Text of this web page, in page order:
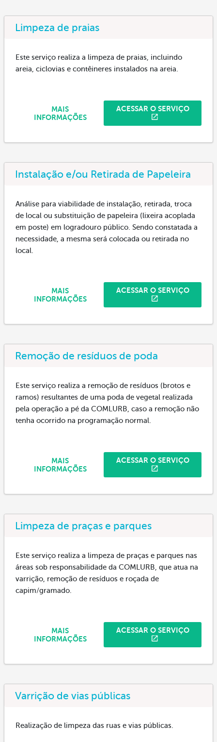
Limpeza de praias
Este serviço realiza a limpeza de praias, incluindo
areia, ciclovias e contêineres instalados na areia.
ACESSAR O SERVIÇO
MAIS
INFORMAÇÕES
Instalação e/ou Retirada de Papeleira
Análise para viabilidade de instalação, retirada, troca
de local ou substituição de papeleira (lixeira acoplada
em poste) em logradouro público. Sendo constatada a
necessidade, a mesma será colocada ou retirada no
local.
ACESSAR O SERVIÇO
MAIS
INFORMAÇÕES
Remoção de resíduos de poda
Este serviço realiza a remoção de resíduos (brotos e
ramos) resultantes de uma poda de vegetal realizada
pela operação a pé da COMLURB, caso a remoção não
tenha ocorrido na programação normal.
ACESSAR O SERVIÇO
MAIS
INFORMAÇÕES
Limpeza de praças e parques
Este serviço realiza a limpeza de praças e parques nas
áreas sob responsabilidade da COMLURB, que atua na
varrição, remoção de resíduos e roçada de
capim/gramado.
ACESSAR O SERVIÇO
MAIS
INFORMAÇÕES
Varrição de vias públicas
Realização de limpeza das ruas e vias públicas.